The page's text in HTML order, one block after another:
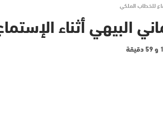
للخطاب الملكي
البيهي أثناء